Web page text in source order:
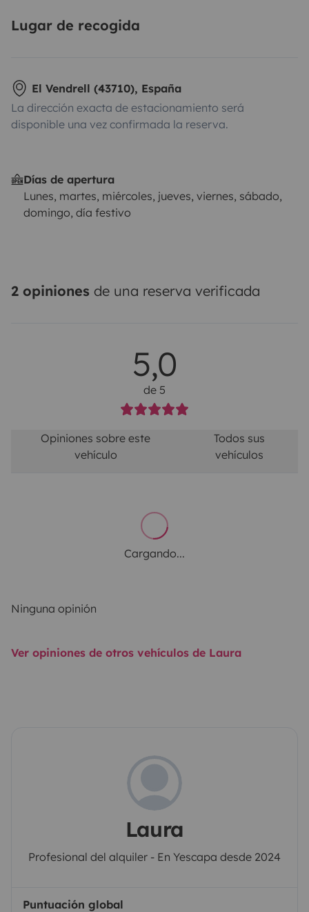
Lugar de recogida
El Vendrell (43710), España
La dirección exacta de estacionamiento será
disponible una vez confirmada la reserva.
Días de apertura
Lunes, martes, miércoles, jueves, viernes, sábado,
domingo, día festivo
2 opiniones de una reserva verificada
5,0
de 5
Opiniones sobre este
vehículo
Todos sus
vehículos
Cargando...
Ninguna opinión
Ver opiniones de otros vehículos de Laura
Laura
Profesional del alquiler - En Yescapa desde 2024
Puntuación global